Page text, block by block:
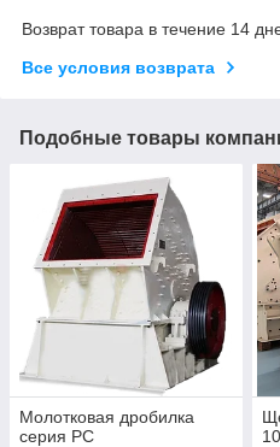
Возврат товара в течение 14
Все условия возврата
Подобные товары
Молотковая дробилка
серия PC